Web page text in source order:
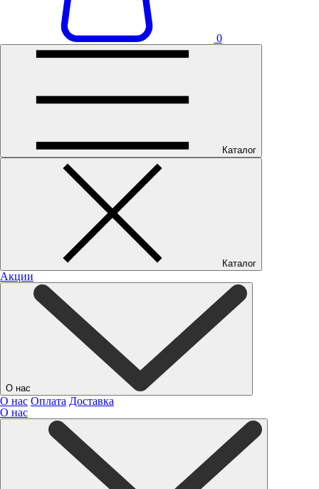
0
Каталог
Каталог
Акции
О нас
О нас Оплата Доставка
О нас